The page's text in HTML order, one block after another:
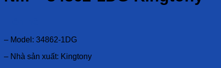
– Model: 34862-1DG
– Nhà sản xuất: Kingtony